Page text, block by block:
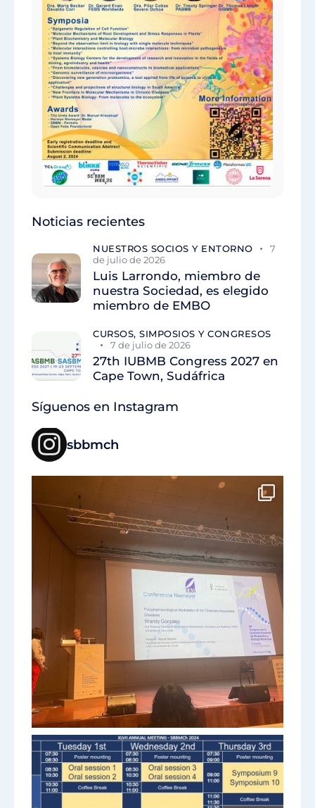
Noticias recientes
NUESTROS SOCIOS Y ENTORNO
7
de julio de 2026
Luis Larrondo, miembro de
nuestra Sociedad, es elegido
miembro de EMBO
CURSOS, SIMPOSIOS Y CONGRESOS
7 de julio de 2026
27th IUBMB Congress 2027 en
Cape Town, Sudáfrica
Síguenos en Instagram
sbbmch